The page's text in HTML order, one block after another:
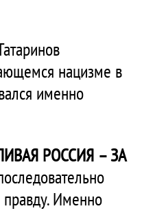
нацизме в
именно
РОССИЯ – ЗА
правду. Именно